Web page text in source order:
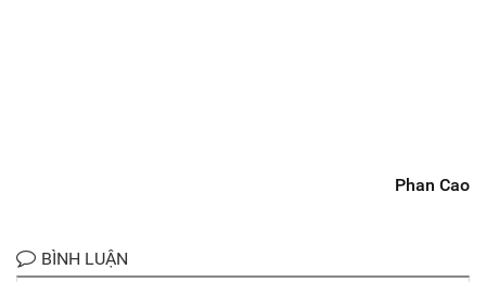
Phan Cao
BÌNH LUẬN